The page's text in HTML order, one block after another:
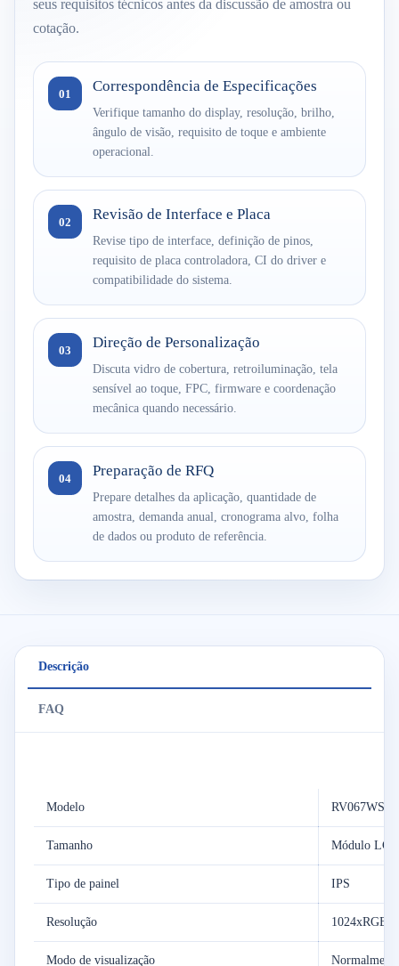
seus requisitos técnicos antes da discussão de amostra ou
cotação.
01 Correspondência de Especificações
Verifique tamanho do display, resolução, brilho,
ângulo de visão, requisito de toque e ambiente
operacional.
02 Revisão de Interface e Placa
Revise tipo de interface, definição de pinos,
requisito de placa controladora, CI do driver e
compatibilidade do sistema.
03 Direção de Personalização
Discuta vidro de cobertura, retroiluminação, tela
sensível ao toque, FPC, firmware e coordenação
mecânica quando necessário.
04 Preparação de RFQ
Prepare detalhes da aplicação, quantidade de
amostra, demanda anual, cronograma alvo, folha
de dados ou produto de referência.
Descrição
FAQ
Modelo
Tamanho Módulo
Tipo de painel IPS
Resolução
Modo de visualização